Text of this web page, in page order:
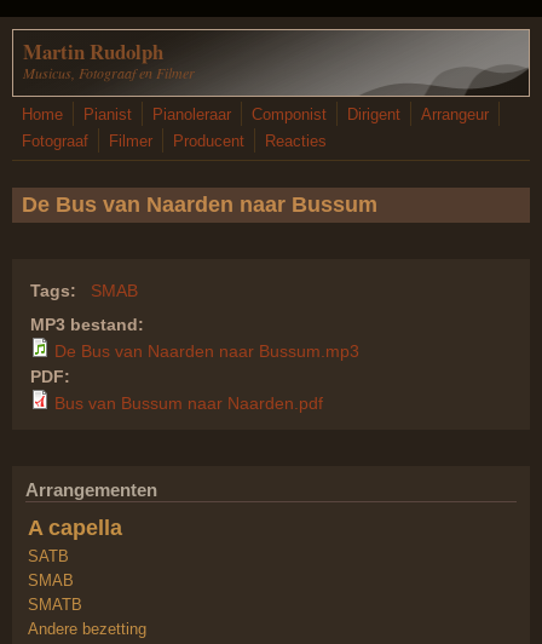
Overslaan en naar de inhoud gaan
Martin Rudolph
Musicus, Fotograaf en Filmer
Home Pianist Pianoleraar Componist Dirigent
Arrangeur
Fotograaf
Filmer Producent Reacties
De Bus van Naarden naar Bussum
Tags:
SMAB
MP3 bestand:
De Bus van Naarden naar Bussum.mp3
PDF:
Bus van Bussum naar Naarden.pdf
Arrangementen
A capella
SATB
SMAB
SMATB
Andere bezetting